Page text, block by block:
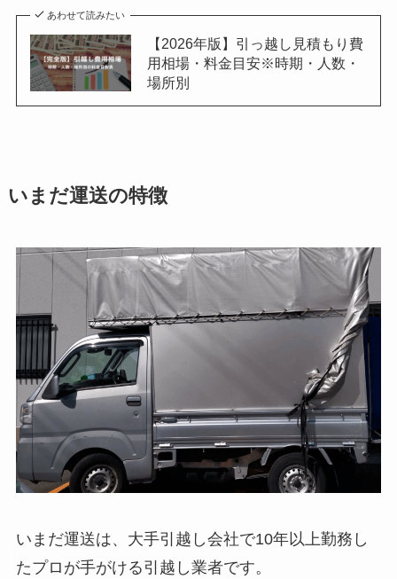
あわせて読みたい
【2026年版】引っ越し見積もり費
用相場・料金目安※時期・人数・
場所別
いまだ運送の特徴
いまだ運送は、大手引越し会社で10年以上勤務し
たプロが手がける引越し業者です。